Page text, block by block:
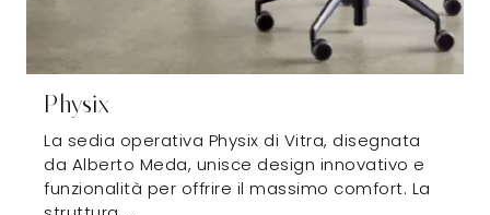
Physix
La sedia operativa Physix di Vitra, disegnata
da Alberto Meda, unisce design innovativo e
funzionalità per offrire il massimo comfort. La